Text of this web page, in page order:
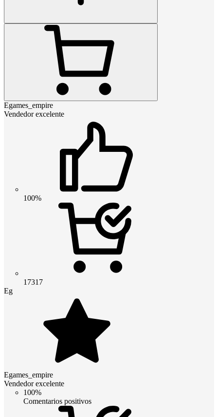
Egames_empire
Vendedor excelente
100%
17317
Eg
Egames_empire
Vendedor excelente
100%
Comentarios positivos